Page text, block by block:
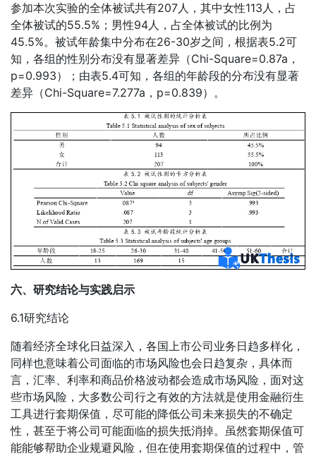
参加本次实验的全体被试共有207人，其中女性113人，占
全体被试的55.5%；男性94人，占全体被试的比例为
45.5%。被试年龄集中分布在26-30岁之间，根据表5.2可
知，各组的性别分布没有显著差异（Chi-Square=0.87a，
p=0.993）；由表5.4可知，各组的年龄段的分布没有显著
差异（Chi-Square=7.277a，p=0.839）。
六、研究结论与实践启示
6.1研究结论
随着经济全球化日益深入，各国上市公司业务日趋多样化，
同样也意味着公司面临的市场风险也会日趋复杂，具体而
言，汇率、利率和商品价格波动都会造成市场风险，面对这
些市场风险，大多数公司行之有效的方法就是使用金融衍生
工具进行套期保值，尽可能的降低公司未来损失的不确定
性，甚至于将公司可能面临的损失抵消掉。虽然套期保值可
能能够帮助企业规避风险，但在使用套期保值的过程中，管